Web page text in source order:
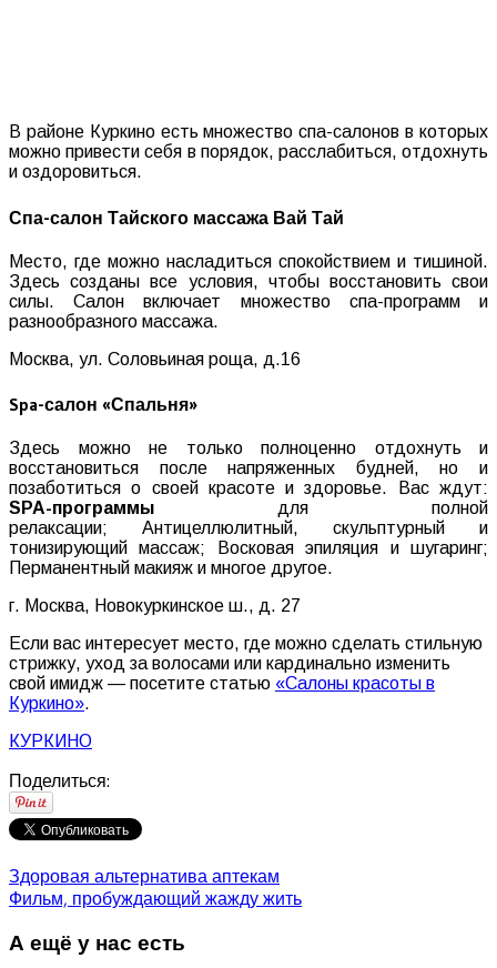
В районе Куркино есть множество спа-салонов в которых
можно привести себя в порядок, расслабиться, отдохнуть
и оздоровиться.
Спа-салон Тайского массажа Вай Тай
Место, где можно насладиться спокойствием и тишиной.
Здесь созданы все условия, чтобы восстановить свои
силы. Салон включает множество спа-программ и
разнообразного массажа.
Москва, ул. Соловьиная роща, д.16
Spa-салон «Спальня»
Здесь можно не только полноценно отдохнуть и
восстановиться после напряженных будней, но и
позаботиться о своей красоте и здоровье. Вас ждут:
SPA-программы для полной
релаксации; Антицеллюлитный, скульптурный и
тонизирующий массаж; Восковая эпиляция и шугаринг;
Перманентный макияж и многое другое.
г. Москва, Новокуркинское ш., д. 27
Если вас интересует место, где можно сделать стильную
стрижку, уход за волосами или кардинально изменить
свой имидж — посетите статью «Салоны красоты в
Куркино».
КУРКИНО
Поделиться:
Здоровая альтернатива аптекам
Фильм, пробуждающий жажду жить
А ещё у нас есть